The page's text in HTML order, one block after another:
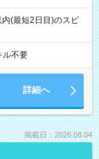
(最短2日目)のスピ
ル不要
詳細へ
掲載日：2026.08.04